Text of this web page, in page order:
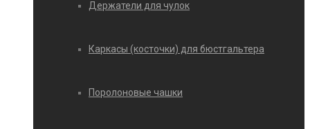
Держатели для чулок
Каркасы (косточки) для бюстгальтера
Поролоновые чашки